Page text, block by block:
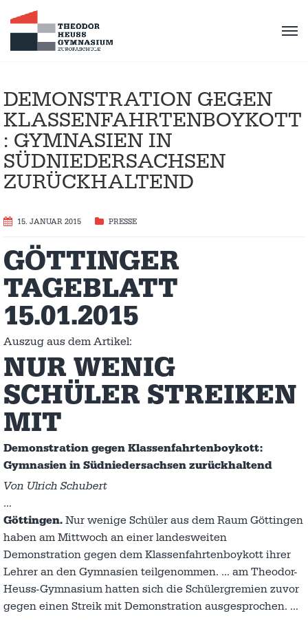
DEMONSTRATION GEGEN
KLASSENFAHRTENBOYKOTT
: GYMNASIEN IN
SÜDNIEDERSACHSEN
ZURÜCKHALTEND
15. JANUAR 2015 PRESSE
GÖTTINGER
TAGEBLATT
15.01.2015
Auszug aus dem Artikel:
NUR WENIG
SCHÜLER STREIKEN
MIT
Demonstration gegen Klassenfahrtenboykott:
Gymnasien in Südniedersachsen zurückhaltend
Von Ulrich Schubert
…
Göttingen. Nur wenige Schüler aus dem Raum Göttingen
haben am Mittwoch an einer landesweiten
Demonstration gegen dem Klassenfahrtenboykott ihrer
Lehrer an den Gymnasien teilgenommen. … am Theodor-
Heuss-Gymnasium hatten sich die Schülergremien zuvor
gegen einen Streik mit Demonstration ausgesprochen. …